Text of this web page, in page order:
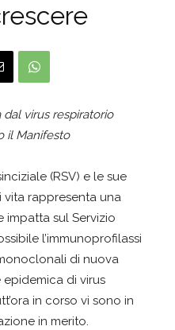
dal virus respiratorio
il Manifesto
(RSV) e le sue
vita rappresenta una
sul Servizio
l’immunoprofilassi
di nuova
di virus
in corso vi sono in
in merito.